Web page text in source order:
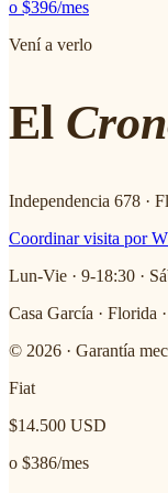
o $396/mes
Vení a verlo
El
Independencia 678 ·
Coordinar visita por
Lun-Vie · 9-18:30 ·
Casa García · Florida
© 2026 · Garantía
Fiat
$14.500 USD
o $386/mes